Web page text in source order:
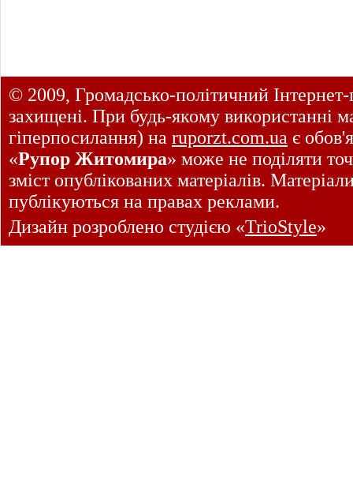
© 2009, Громадсько-політичний
захищені. При будь-якому використанні
гіперпосилання) на ruporzt.com.ua є
«Рупор Житомира» може не поділяти
зміст опублікованих матеріалів.
публікуються на правах реклами.
Дизайн розроблено студією «TrioStyle»